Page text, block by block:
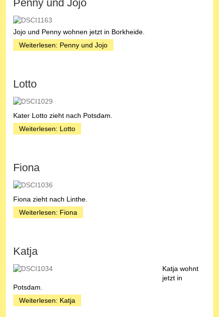
Penny und Jojo
Jojo und Penny wohnen jetzt in Borkheide.
Weiterlesen: Penny und Jojo
Lotto
Kater Lotto zieht nach Potsdam.
Weiterlesen: Lotto
Fiona
Fiona zieht nach Linthe.
Weiterlesen: Fiona
Katja
Katja wohnt
jetzt in
Potsdam.
Weiterlesen: Katja